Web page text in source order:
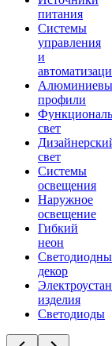
питания
Системы
управления
и
профили
свет
свет
Системы
освещения
Наружное
освещение
Гибкий
неон
декор
изделия
Светодиоды